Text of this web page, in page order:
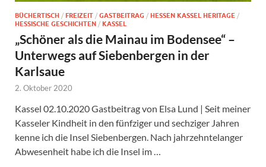
BÜCHERTISCH / FREIZEIT / GASTBEITRAG / HESSEN KASSEL HERITAGE /
HESSISCHE GESCHICHTEN / KASSEL
„Schöner als die Mainau im Bodensee“ –
Unterwegs auf Siebenbergen in der
Karlsaue
2. Oktober 2020
Kassel 02.10.2020 Gastbeitrag von Elsa Lund | Seit meiner
Kasseler Kindheit in den fünfziger und sechziger Jahren
kenne ich die Insel Siebenbergen. Nach jahrzehntelanger
Abwesenheit habe ich die Insel im …